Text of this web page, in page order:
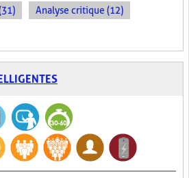
Analyse critique (12)